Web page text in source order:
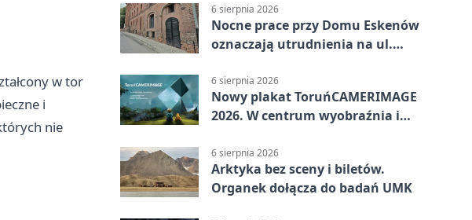
w tor
i
nie
6 sierpnia 2026
Nocne prace przy Domu Eskenów
oznaczają utrudnienia na ul.
6 sierpnia 2026
Nowy plakat ToruńCAMERIMAGE
2026. W centrum wyobraźnia i
6 sierpnia 2026
Arktyka bez sceny i biletów.
Organek dołącza do badań UMK